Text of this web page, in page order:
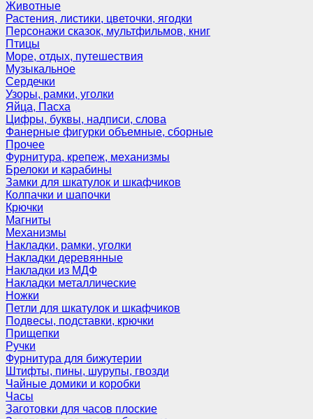
Животные
Растения, листики, цветочки, ягодки
Персонажи сказок, мультфильмов, книг
Птицы
Море, отдых, путешествия
Музыкальное
Сердечки
Узоры, рамки, уголки
Яйца, Пасха
Цифры, буквы, надписи, слова
Фанерные фигурки объемные, сборные
Прочее
Фурнитура, крепеж, механизмы
Брелоки и карабины
Замки для шкатулок и шкафчиков
Колпачки и шапочки
Крючки
Магниты
Механизмы
Накладки, рамки, уголки
Накладки деревянные
Накладки из МДФ
Накладки металлические
Ножки
Петли для шкатулок и шкафчиков
Подвесы, подставки, крючки
Прищепки
Ручки
Фурнитура для бижутерии
Штифты, пины, шурупы, гвозди
Чайные домики и коробки
Часы
Заготовки для часов плоские